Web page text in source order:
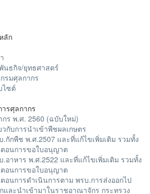
ลัก
นธกิจ/ยุทธศาสตร์
รมศุลกากร
ไซต์
รศุลกากร
ร พ.ศ. 2560 (ฉบับใหม่)
วกับการนำเข้าพืชผลเกษตร
.กักพืช พ.ศ.2507 และที่แก้ไขเพิ่มเติม รวมทั้ง
อนการขอใบอนุญาต
.อาหาร พ.ศ.2522 และที่แก้ไขเพิ่มเติม รวมทั้ง
อนการขอใบอนุญาต
อนการดำเนินการตาม พรบ.การส่งออกไป
และนำเข้ามาในราชอาณาจักร กระทรวง